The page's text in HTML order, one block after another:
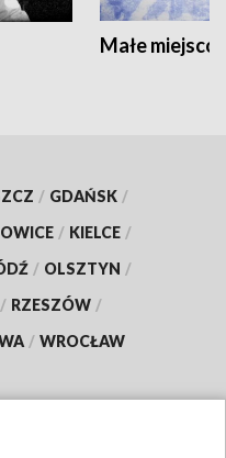
Małe
/ GDAŃSK /
/ KIELCE /
/ OLSZTYN /
/ RZESZÓW /
/ WROCŁAW